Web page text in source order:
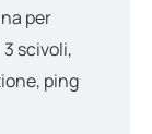
per
scivoli,
ping